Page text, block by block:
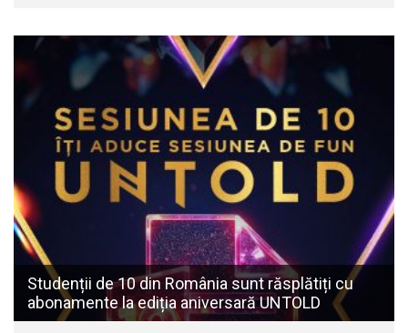
Studenții de 10 din România sunt răsplătiți cu
abonamente la ediția aniversară UNTOLD